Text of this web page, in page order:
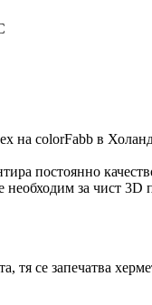
на colorFabb в
постоянно
за чист
тя се запечатва